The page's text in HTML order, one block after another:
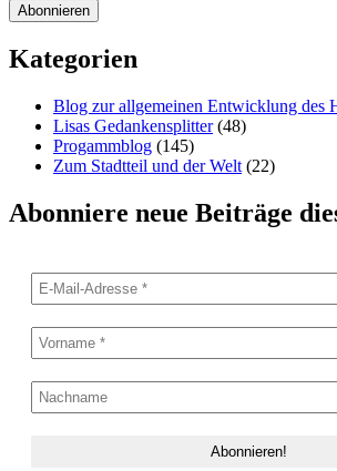
Kategorien
Blog zur allgemeinen Entwicklung des
Lisas Gedankensplitter(48)
Progammblog (145)
Zum Stadtteil und der Welt (22)
Abonniere neue Beiträge